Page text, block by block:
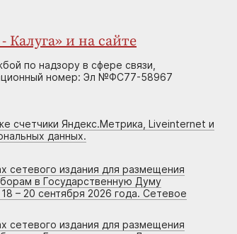
Калуга» и на сайте
по надзору в сфере связи,
номер: Эл №ФС77-58967
счетчики Яндекс.Метрика, Liveinternet и
данных.
сетевого издания для размещения
в Государственную Думу
– 20 сентября 2026 года. Сетевое
сетевого издания для размещения